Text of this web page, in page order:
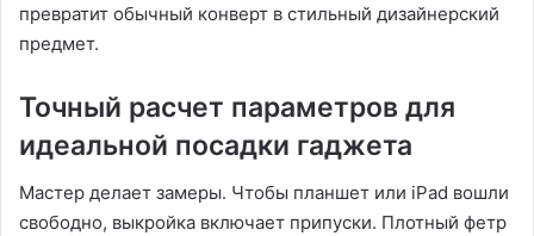
превратит обычный конверт в стильный дизайнерский
предмет.
Точный расчет параметров для
идеальной посадки гаджета
Мастер делает замеры. Чтобы планшет или iPad вошли
свободно, выкройка включает припуски. Плотный фетр